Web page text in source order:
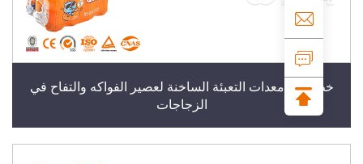
إنتاج معدات التعبئة الساخنة لعصير الفواكه والتفاح في
الزجاجات